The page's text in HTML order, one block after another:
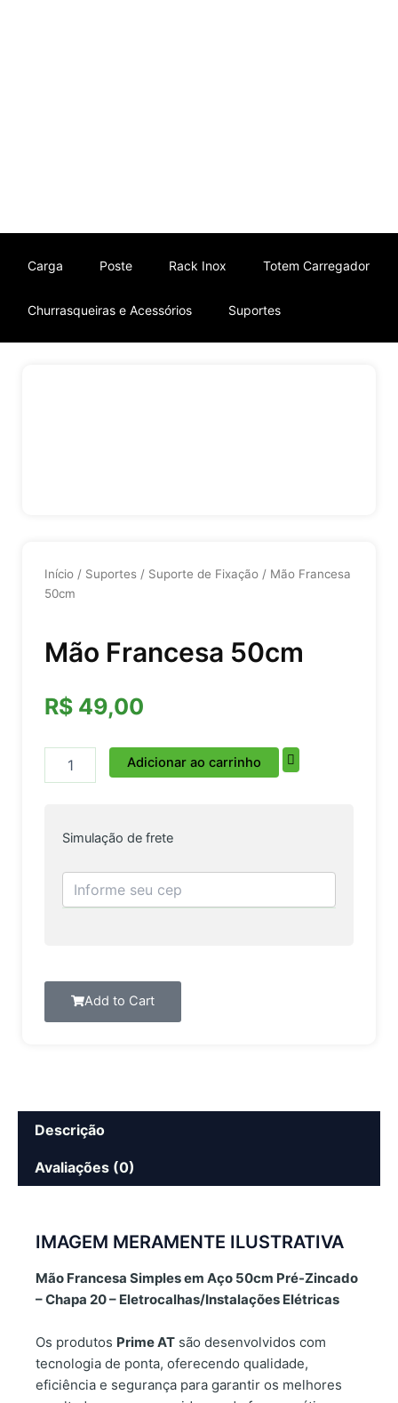
Carga Poste Rack Inox Totem Carregador
Churrasqueiras e Acessórios Suportes
Início / Suportes / Suporte de Fixação / Mão Francesa
50cm
Mão Francesa 50cm
R$ 49,00
Francesa
Adicionar ao carrinho
Simulação de frete
Add to Cart
Descrição
Avaliações (0)
IMAGEM MERAMENTE ILUSTRATIVA
Mão Francesa Simples em Aço 50cm Pré-Zincado
– Chapa 20 – Eletrocalhas/Instalações Elétricas
Os produtos Prime AT são desenvolvidos com
tecnologia de ponta, oferecendo qualidade,
eficiência e segurança para garantir os melhores